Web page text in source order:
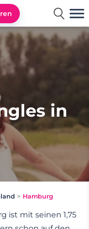
in
> Hamburg
ist mit seinen 1,75